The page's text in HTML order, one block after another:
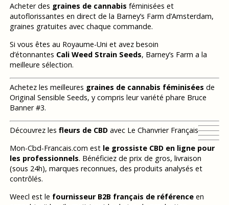
Acheter des graines de cannabis féminisées et
autoflorissantes en direct de la Barney’s Farm d’Amsterdam,
graines gratuites avec chaque commande.
Si vous êtes au Royaume-Uni et avez besoin
d’étonnantes Cali Weed Strain Seeds, Barney’s Farm a la
meilleure sélection.
Achetez les meilleures graines de cannabis féminisées de
Original Sensible Seeds, y compris leur variété phare Bruce
Banner #3.
Découvrez les fleurs de CBDavec Le Chanvrier Français
Mon-Cbd-Francais.com est le grossiste CBD en ligne pour
les professionnels. Bénéficiez de prix de gros, livraison
(sous 24h), marques reconnues, des produits analysés et
contrôlés.
Weecl est le fournisseur B2B français de référenceen